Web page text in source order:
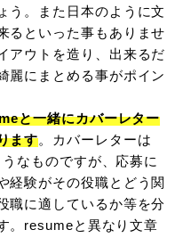
う。また日本のように文
るといった事もありませ
アウトを造り、出来るだ
麗にまとめる事がポイン
と一緒にカバーレター
ます。カバーレターは
なものですが、応募に
経験がその役職とどう関
職に適しているか等を分
。resumeと異なり文章